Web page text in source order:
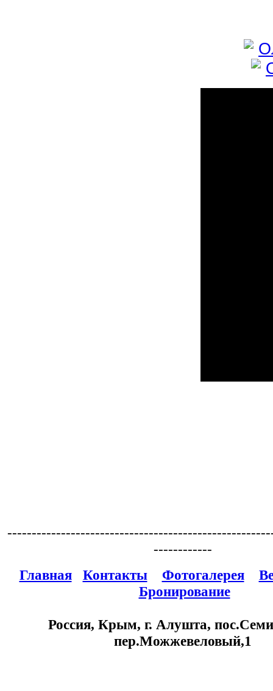
------------
Главная
Контакты Фотогалерея
Бронирование
Россия, Крым, г. Алушта,
пер.Можжевеловый,1